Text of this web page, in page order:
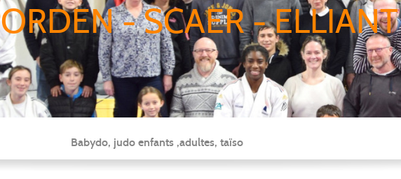
- SCAER - ELLIANT
Babydo, judo enfants ,adultes, taïso